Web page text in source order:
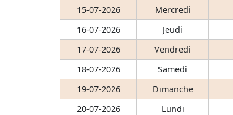
15-07-2026
Mercredi
16-07-2026
Jeudi
17-07-2026
Vendredi
18-07-2026
Samedi
19-07-2026
Dimanche
20-07-2026
Lundi